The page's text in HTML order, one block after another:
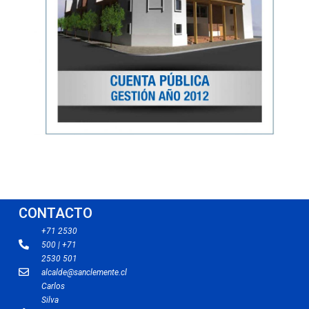
CONTACTO
+71 2530
500 | +71
2530 501
alcalde@sanclemente.cl
Carlos
Silva